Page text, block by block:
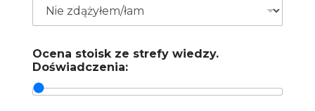
Ocena stoisk ze strefy wiedzy.
Doświadczenia: